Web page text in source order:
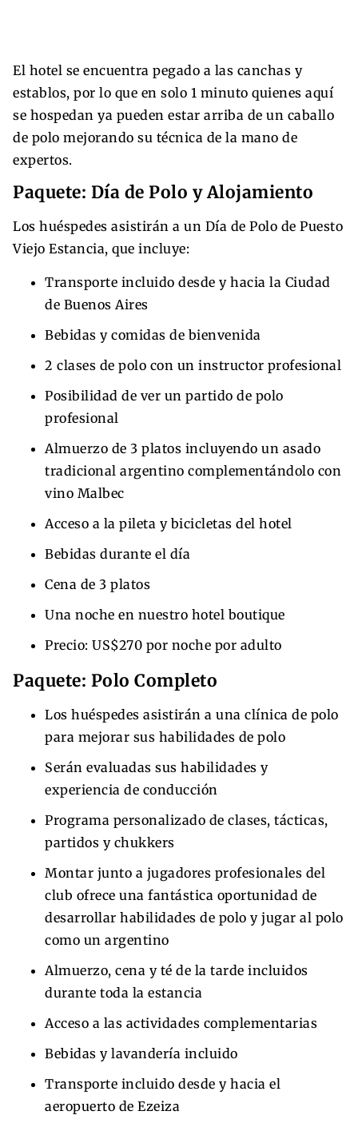
El hotel se encuentra pegado a las canchas y
establos, por lo que en solo 1 minuto quienes aquí
se hospedan ya pueden estar arriba de un caballo
de polo mejorando su técnica de la mano de
expertos.
Paquete: Día de Polo y Alojamiento
Los huéspedes asistirán a un Día de Polo de Puesto
Viejo Estancia, que incluye:
Transporte incluido desde y hacia la Ciudad
de Buenos Aires
Bebidas y comidas de bienvenida
2 clases de polo con un instructor profesional
Posibilidad de ver un partido de polo
profesional
Almuerzo de 3 platos incluyendo un asado
tradicional argentino complementándolo con
vino Malbec
Acceso a la pileta y bicicletas del hotel
Bebidas durante el día
Cena de 3 platos
Una noche en nuestro hotel boutique
Precio: US$270 por noche por adulto
Paquete: Polo Completo
Los huéspedes asistirán a una clínica de polo
para mejorar sus habilidades de polo
Serán evaluadas sus habilidades y
experiencia de conducción
Programa personalizado de clases, tácticas,
partidos y chukkers
Montar junto a jugadores profesionales del
club ofrece una fantástica oportunidad de
desarrollar habilidades de polo y jugar al polo
como un argentino
Almuerzo, cena y té de la tarde incluidos
durante toda la estancia
Acceso a las actividades complementarias
Bebidas y lavandería incluido
Transporte incluido desde y hacia el
aeropuerto de Ezeiza